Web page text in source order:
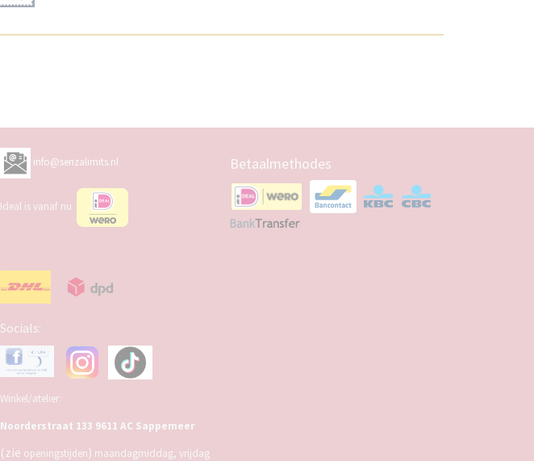
info@senzalimits.nl
Ideal is vanaf nu
Socials:
Winkel/atelier:
Noorderstraat 133 9611 AC Sappemeer
(zie openingstijden) maandagmiddag, vrijdag
Betaalmethodes